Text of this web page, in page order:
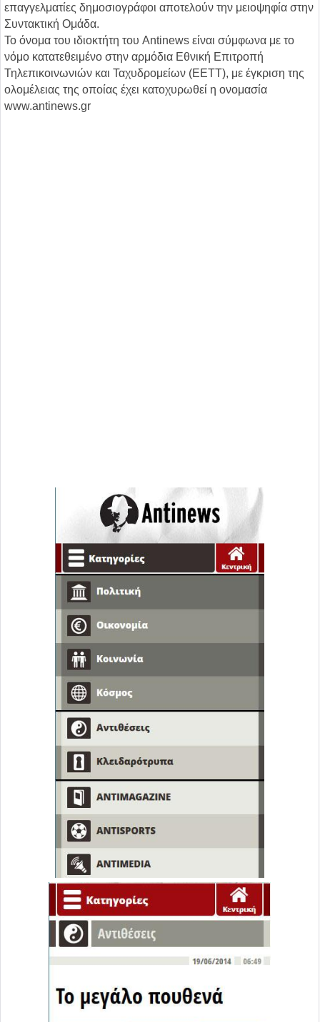
επαγγελματίες δημοσιογράφοι αποτελούν την μειοψηφία στην
Συντακτική Ομάδα.
Το όνομα του ιδιοκτήτη του Antinews είναι σύμφωνα με το
νόμο κατατεθειμένο στην αρμόδια Εθνική Επιτροπή
Τηλεπικοινωνιών και Ταχυδρομείων (ΕΕΤΤ), με έγκριση της
ολομέλειας της οποίας έχει κατοχυρωθεί η ονομασία
www.antinews.gr